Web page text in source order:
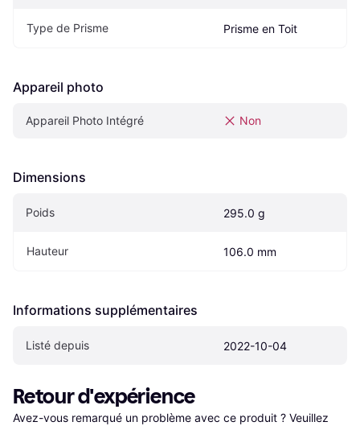
Type de Prisme Prisme en Toit
Appareil photo
Appareil Photo Intégré Non
Dimensions
Poids 295.0 g
Hauteur 106.0 mm
Informations supplémentaires
Listé depuis 2022-10-04
Retour d'expérience
Avez-vous remarqué un problème avec ce produit ? Veuillez